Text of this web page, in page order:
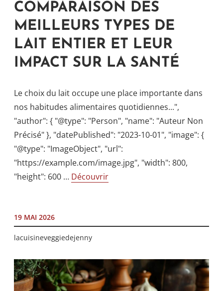
COMPARAISON DES
MEILLEURS TYPES DE
LAIT ENTIER ET LEUR
IMPACT SUR LA SANTÉ
Le choix du lait occupe une place importante dans
nos habitudes alimentaires quotidiennes...",
"author": { "@type": "Person", "name": "Auteur Non
Précisé" }, "datePublished": "2023-10-01", "image": {
"@type": "ImageObject", "url":
"https://example.com/image.jpg", "width": 800,
"height": 600 … Découvrir
19 MAI 2026
lacuisineveggiedejenny